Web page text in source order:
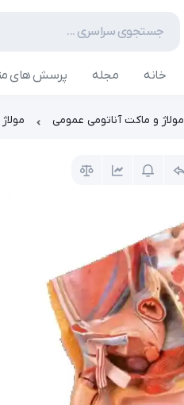
خانه مجله پرسش های
مولاژ و ماکت آناتومی عمومی